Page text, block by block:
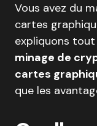
Vous avez du
cartes
expliquons tout
minage de
cartes
que les